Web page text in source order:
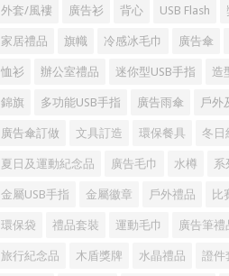
外套/風褸 廣告衫 背心 USB Flash
家居禮品 旗幟 冷感冰毛巾 廣告傘
恤衫 辦公室禮品 迷你型USB手指 造
錦旗 多功能USB手指 廣告雨傘 戶外
廣告傘訂做 文具訂造 環保餐具 冬日
夏日及運動紀念品 廣告毛巾 水樽 系
金屬USB手指 金屬徽章 戶外禮品 比
環保袋 禮品套裝 運動毛巾 廣告筆禮
旅行紀念品 木盾獎牌 水晶禮品 證件